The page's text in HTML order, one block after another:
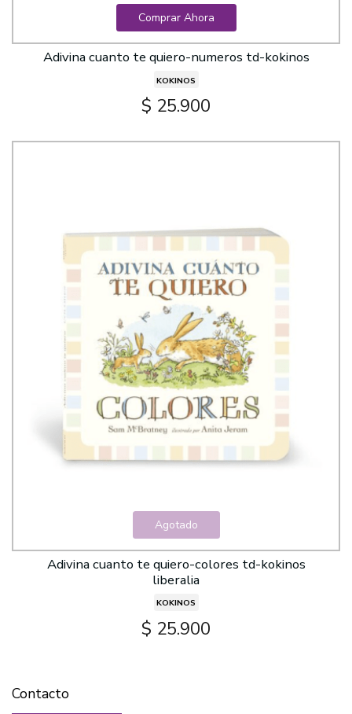
Comprar Ahora
Adivina cuanto te quiero-numeros td-kokinos
KOKINOS
$ 25.900
Agotado
Adivina cuanto te quiero-colores td-kokinos
liberalia
KOKINOS
$ 25.900
Contacto